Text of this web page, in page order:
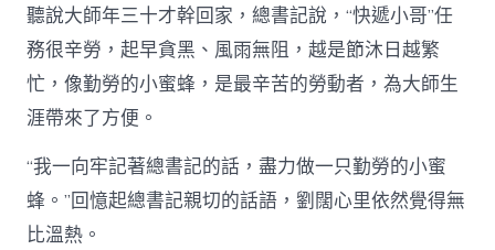
聽說大師年三十才幹回家，總書記說，“快遞小哥”任
務很辛勞，起早貪黑、風雨無阻，越是節沐日越繁
忙，像勤勞的小蜜蜂，是最辛苦的勞動者，為大師生
涯帶來了方便。
“我一向牢記著總書記的話，盡力做一只勤勞的小蜜
蜂。”回憶起總書記親切的話語，劉闊心里依然覺得無
比溫熱。